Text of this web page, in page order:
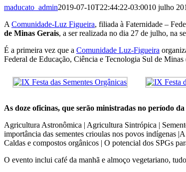
maducato_admin2019-07-10T22:44:22-03:0010 julho
AComunidade-Luz Figueira, filiada à Faternidade –
de Minas Gerais, a ser realizada no dia 27 de julho, na
É a primeira vez que a Comunidade Luz-Figueira
Federal de Educação, Ciência e Tecnologia Sul de
As doze oficinas, que serão ministradas no período da
Agricultura Astronômica | Agricultura Sintrópica |
importância das sementes crioulas nos povos indígenas
Caldas e compostos orgânicos | O potencial dos SPGs
O evento inclui café da manhã e almoço vegetariano,